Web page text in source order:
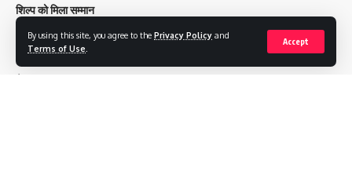
By using this site, you agree to the Privacy Policy and
Terms of Use
Accept
शिल्प को मिला सम्मान
Our States
पंजाब